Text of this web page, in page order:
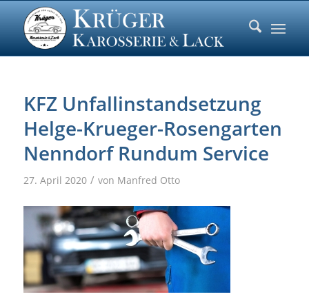
KFZ Unfallinstandsetzung
Helge-Krueger-Rosengarten
Nenndorf Rundum Service
27. April 2020 / von Manfred Otto